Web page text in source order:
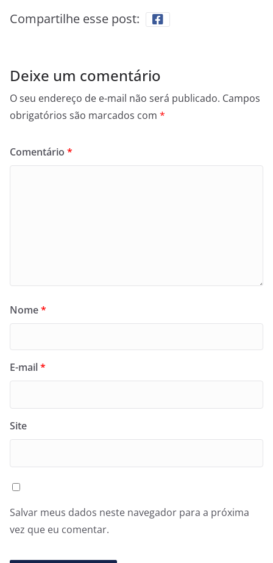
Compartilhe esse post:
Deixe um comentário
O seu endereço de e-mail não será publicado. Campos
obrigatórios são marcados com *
Comentário *
Nome*
E-mail*
Site
Salvar meus dados neste navegador para a próxima
vez que eu comentar.